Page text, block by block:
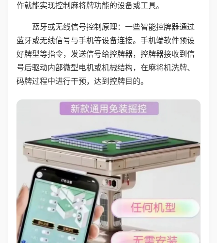
作就能实现控制麻将牌功能的设备或工具。
蓝牙或无线信号控制原理：一些智能控牌器通过
蓝牙或无线信号与手机等设备连接。手机端软件预设
好牌型等指令，发送信号给控牌器，控牌器接收到信
号后驱动内部微型电机或机械结构，在麻将机洗牌、
码牌过程中进行干预，达到控牌目的。